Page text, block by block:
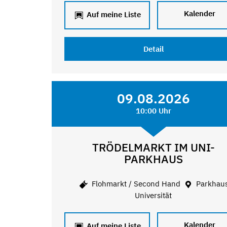
Auf meine Liste Kalender
Detail
09.08.2026
10:00 Uhr
TRÖDELMARKT IM UNI-
PARKHAUS
Flohmarkt / Second Hand
Universität
Kalender